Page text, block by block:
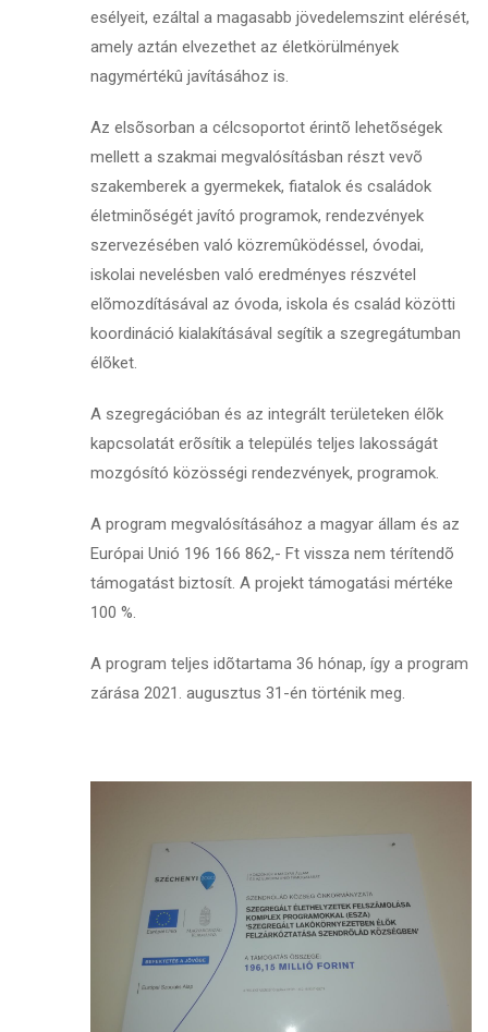
esélyeit, ezáltal a magasabb jövedelemszint elérését,
amely aztán elvezethet az életkörülmények
nagymértékû javításához is.
Az elsõsorban a célcsoportot érintõ lehetõségek
mellett a szakmai megvalósításban részt vevõ
szakemberek a gyermekek, fiatalok és családok
életminõségét javító programok, rendezvények
szervezésében való közremûködéssel, óvodai,
iskolai nevelésben való eredményes részvétel
elõmozdításával az óvoda, iskola és család közötti
koordináció kialakításával segítik a szegregátumban
élõket.
A szegregációban és az integrált területeken élõk
kapcsolatát erõsítik a település teljes lakosságát
mozgósító közösségi rendezvények, programok.
A program megvalósításához a magyar állam és az
Európai Unió 196 166 862,- Ft vissza nem térítendõ
támogatást biztosít. A projekt támogatási mértéke
100 %.
A program teljes idõtartama 36 hónap, így a program
zárása 2021. augusztus 31-én történik meg.